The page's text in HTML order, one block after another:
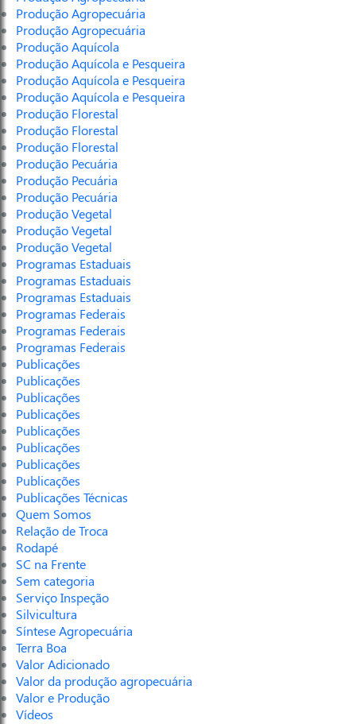
Produção Agropecuária
Produção Agropecuária
Produção Aquícola
Produção Aquícola e Pesqueira
Produção Aquícola e Pesqueira
Produção Aquícola e Pesqueira
Produção Florestal
Produção Florestal
Produção Florestal
Produção Pecuária
Produção Pecuária
Produção Pecuária
Produção Vegetal
Produção Vegetal
Produção Vegetal
Programas Estaduais
Programas Estaduais
Programas Estaduais
Programas Federais
Programas Federais
Programas Federais
Publicações
Publicações
Publicações
Publicações
Publicações
Publicações
Publicações
Publicações
Publicações Técnicas
Quem Somos
Relação de Troca
Rodapé
SC na Frente
Sem categoria
Serviço Inspeção
Silvicultura
Síntese Agropecuária
Terra Boa
Valor Adicionado
Valor da produção agropecuária
Valor e Produção
Vídeos